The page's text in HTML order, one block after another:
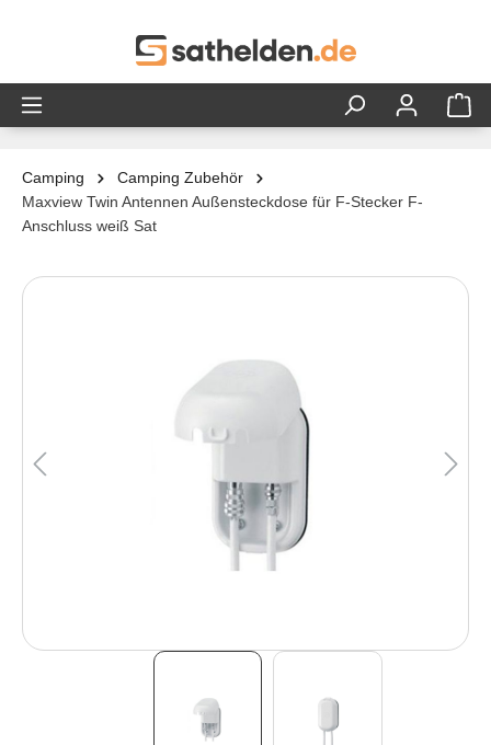
Camping
Camping Zubehör
Maxview Twin Antennen Außensteckdose für F-Stecker F-
Anschluss weiß Sat
Bildergalerie überspringen